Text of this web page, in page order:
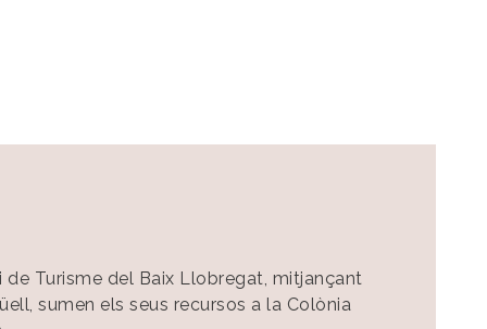
de Turisme del Baix Llobregat, mitjançant
sumen els seus recursos a la Colònia